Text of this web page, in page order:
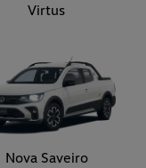
Virtus
Nova Saveiro